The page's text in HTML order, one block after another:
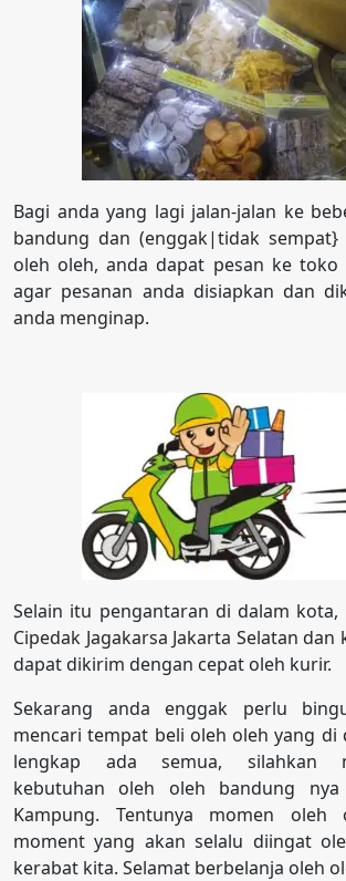
Bagi anda yang lagi jalan-jalan ke
bandung dan (enggak|tidak
oleh oleh, anda dapat pesan ke toko
agar pesanan anda disiapkan dan
anda menginap.
Selain itu pengantaran di dalam
Cipedak Jagakarsa Jakarta Selatan dan
dapat dikirim dengan cepat oleh kurir.
Sekarang anda enggak perlu
mencari tempat beli oleh oleh yang di
lengkap ada semua, silahkan
kebutuhan oleh oleh bandung
Kampung. Tentunya momen
moment yang akan selalu diingat
kerabat kita. Selamat berbelanja oleh